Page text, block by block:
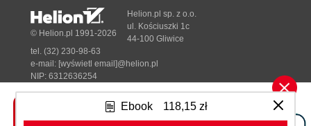
An Example of Normal Data
Box Plots
An Example of Non-Normal Data
Sensitivity to Outliers
Visualizing Typical Values of Non-Normal
Distributions
Summary
Ebook 118,15 zł
Tonik.pl
© Helion.pl 1991-2026
Helion.pl sp. z o.o.
ul. Kościuszki 1c
44-100 Gliwice
tel. (32) 230-98-63
e-mail: [wyświetl email]@helion.pl
NIP: 6312636254